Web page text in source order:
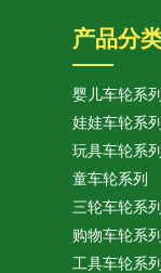
产品分
婴儿车轮系列
娃娃车轮系列
玩具车轮系列
童车轮系列
三轮车轮系列
购物车轮系列
工具车轮系列